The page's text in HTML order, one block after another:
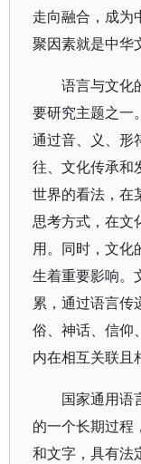
走向融合，成为
聚因素就是中华
语言与文化
要研究主题之一
通过音、义、形
往、文化传承和
世界的看法，在
思考方式，在文
用。同时，文化
生着重要影响。
累，通过语言传
俗、神话、信仰
内在相互关联且
国家通用语
的一个长期过程
和文字，具有法